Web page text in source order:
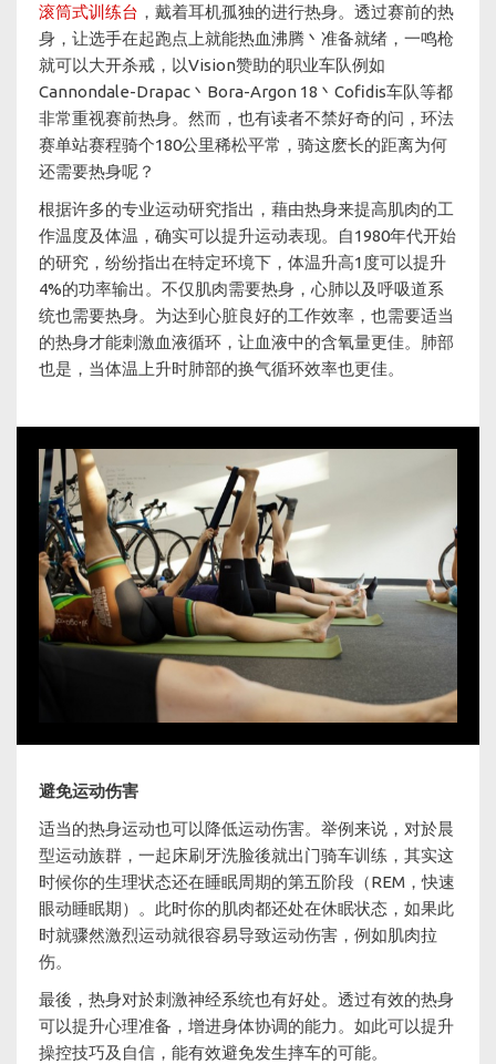
滚筒式训练台 ，戴着耳机孤独的进行热身。透过赛前的热
身，让选手在起跑点上就能热血沸腾丶准备就绪，一鸣枪
就可以大开杀戒，以Vision赞助的职业车队例如
Cannondale-Drapac丶Bora-Argon 18丶Cofidis车队等都
非常重视赛前热身。然而，也有读者不禁好奇的问，环法
赛单站赛程骑个180公里稀松平常，骑这麽长的距离为何
还需要热身呢？
根据许多的专业运动研究指出，藉由热身来提高肌肉的工
作温度及体温，确实可以提升运动表现。自1980年代开始
的研究，纷纷指出在特定环境下，体温升高1度可以提升
4%的功率输出。不仅肌肉需要热身，心肺以及呼吸道系
统也需要热身。为达到心脏良好的工作效率，也需要适当
的热身才能刺激血液循环，让血液中的含氧量更佳。肺部
也是，当体温上升时肺部的换气循环效率也更佳。
避免运动伤害
适当的热身运动也可以降低运动伤害。举例来说，对於晨
型运动族群，一起床刷牙洗脸後就出门骑车训练，其实这
时候你的生理状态还在睡眠周期的第五阶段（REM，快速
眼动睡眠期）。此时你的肌肉都还处在休眠状态，如果此
时就骤然激烈运动就很容易导致运动伤害，例如肌肉拉
伤。
最後，热身对於刺激神经系统也有好处。透过有效的热身
可以提升心理准备，增进身体协调的能力。如此可以提升
操控技巧及自信，能有效避免发生摔车的可能。